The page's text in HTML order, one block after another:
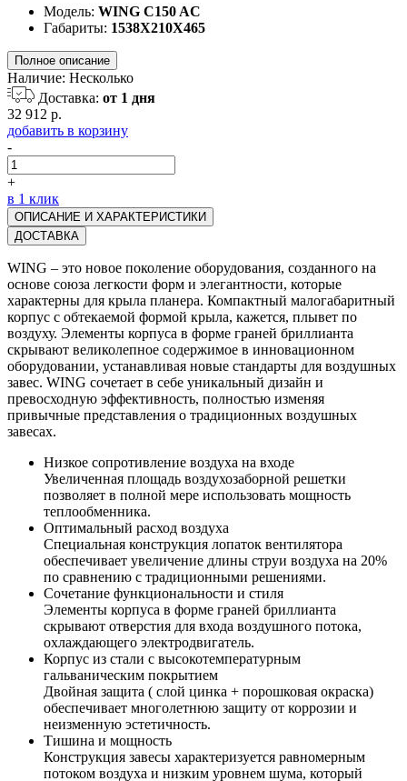
Модель: WING C150 AC
Габариты: 1538X210X465
Полное описание
Наличие: Несколько
Доставка: от 1 дня
32 912 р.
добавить в корзину
-
+
в 1 клик
ОПИСАНИЕ И ХАРАКТЕРИСТИКИ
ДОСТАВКА
WING – это новое поколение оборудования, созданного на
основе союза легкости форм и элегантности, которые
характерны для крыла планера. Компактный малогабаритный
корпус с обтекаемой формой крыла, кажется, плывет по
воздуху. Элементы корпуса в форме граней бриллианта
скрывают великолепное содержимое в инновационном
оборудовании, устанавливая новые стандарты для воздушных
завес. WING сочетает в себе уникальный дизайн и
превосходную эффективность, полностью изменяя
привычные представления о традиционных воздушных
завесах.
Низкое сопротивление воздуха на входе
Увеличенная площадь воздухозаборной решетки
позволяет в полной мере использовать мощность
теплообменника.
Оптимальный расход воздуха
Специальная конструкция лопаток вентилятора
обеспечивает увеличение длины струи воздуха на 20%
по сравнению с традиционными решениями.
Сочетание функциональности и стиля
Элементы корпуса в форме граней бриллианта
скрывают отверстия для входа воздушного потока,
охлаждающего электродвигатель.
Корпус из стали с высокотемпературным
гальваническим покрытием
Двойная защита ( слой цинка + порошковая окраска)
обеспечивает многолетнюю защиту от коррозии и
неизменную эстетичность.
Тишина и мощность
Конструкция завесы характеризуется равномерным
потоком воздуха и низким уровнем шума, который